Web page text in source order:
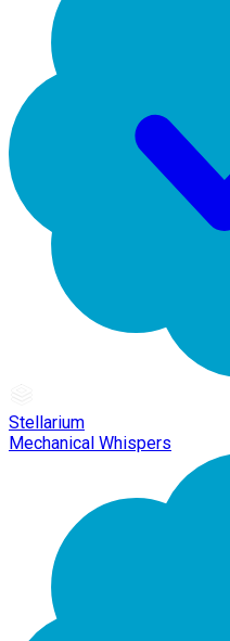
Stellarium
Mechanical Whispers